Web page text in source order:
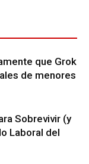
que Grok
de menores
Sobrevivir (y
Laboral del